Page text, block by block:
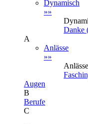
Dynamisch
»»
Danke
A
Anlässe
»»
Anlässe
Augen
B
Berufe
C